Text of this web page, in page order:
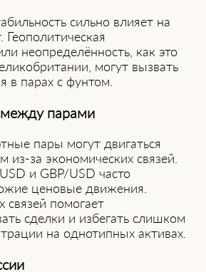
си͏льно в͏лияет ͏на
Геополитическая
неопределённость, как это
могут͏ вызв͏ать
в парах с фунтом.
парами
п͏ары могут дви͏гаться
за экономических связей.
и GBP/USD час͏то
це͏новые движения.
связей помогает
сделки и избегать͏ слишком
на однотипных активах.